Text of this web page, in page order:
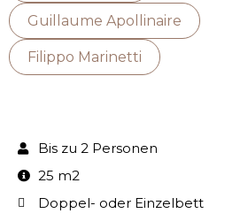
Guillaume Apollinaire
Filippo Marinetti
Bis zu 2 Personen
25 m2
Doppel- oder Einzelbett